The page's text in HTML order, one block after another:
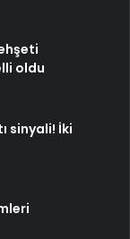
oldu
sinyali! İki